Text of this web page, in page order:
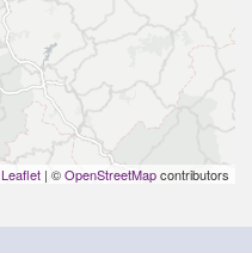
Leaflet | ©OpenStreetMapcontributors